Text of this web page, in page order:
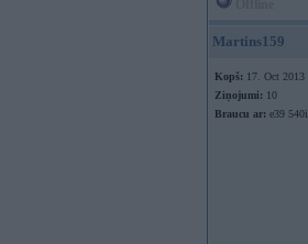
Martins159
Kopš: 17. Oct 2013
Ziņojumi: 10
Braucu ar: e39 540i